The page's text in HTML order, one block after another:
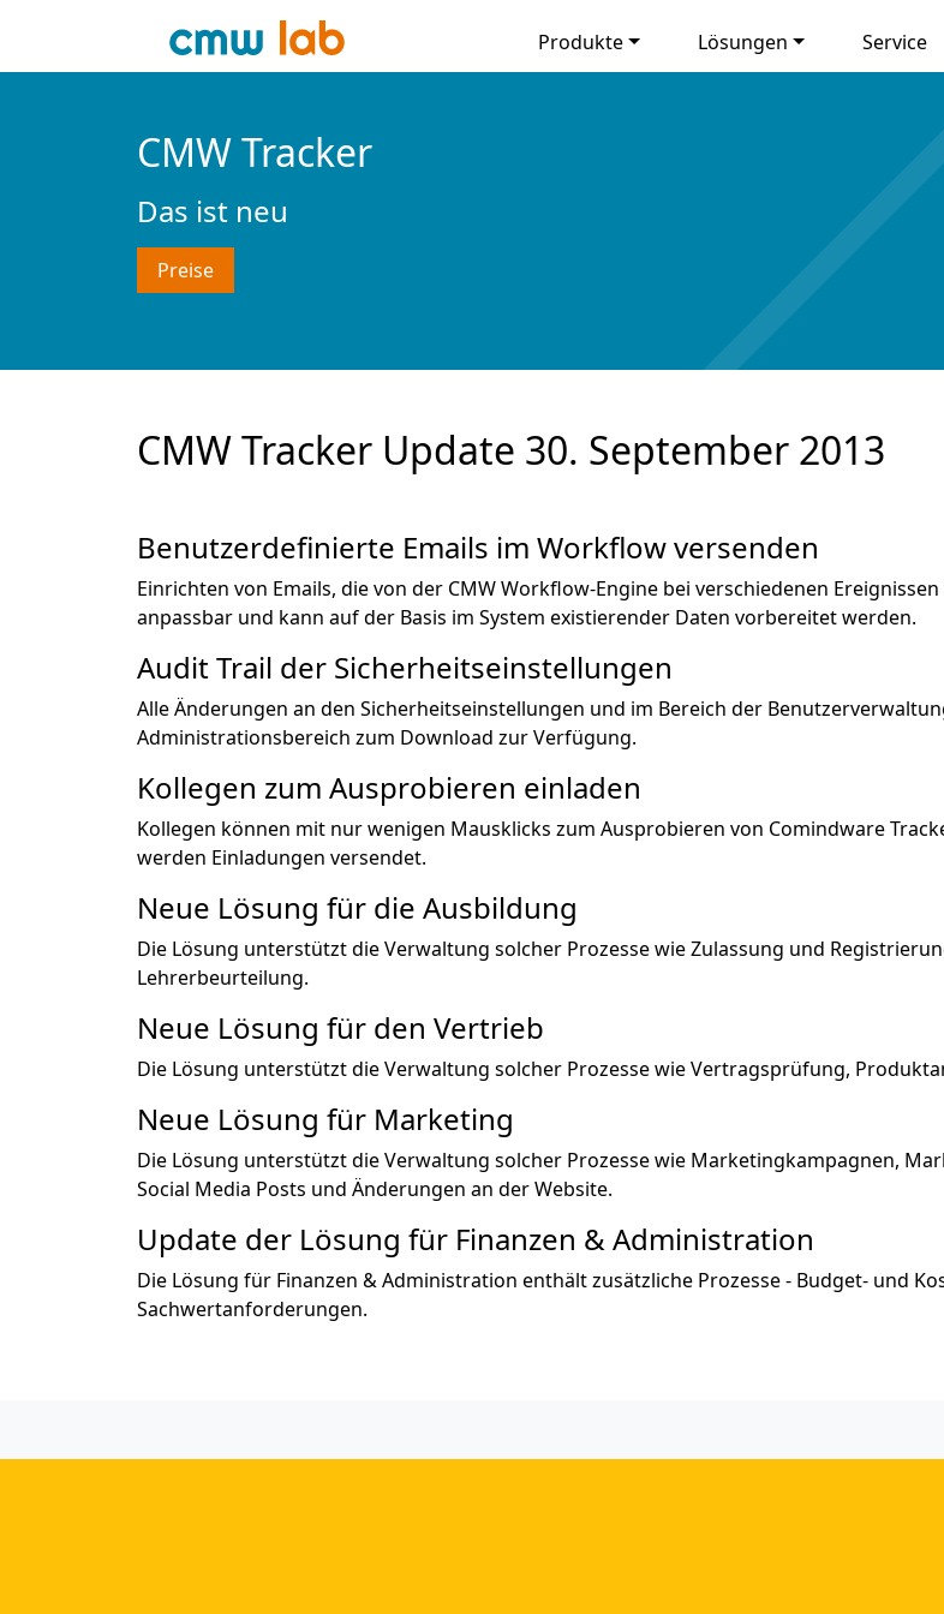
Produkte Lösungen Service
CMW Tracker
Das ist neu
Preise
CMW Tracker Update 30. September 2013
Benutzerdefinierte Emails im Workflow versenden
Einrichten von Emails, die von der CMW Workflow-Engine bei verschiedenen
anpassbar und kann auf der Basis im System existierender Daten vorbereitet werden.
Audit Trail der Sicherheitseinstellungen
Alle Änderungen an den Sicherheitseinstellungen und im Bereich der
Administrationsbereich zum Download zur Verfügung.
Kollegen zum Ausprobieren einladen
Kollegen können mit nur wenigen Mausklicks zum Ausprobieren von Comindware
werden Einladungen versendet.
Neue Lösung für die Ausbildung
Die Lösung unterstützt die Verwaltung solcher Prozesse wie Zulassung und
Lehrerbeurteilung.
Neue Lösung für den Vertrieb
Die Lösung unterstützt die Verwaltung solcher Prozesse wie Vertragsprüfung,
Neue Lösung für Marketing
Die Lösung unterstützt die Verwaltung solcher Prozesse wie Marketingkampagnen,
Social Media Posts und Änderungen an der Website.
Update der Lösung für Finanzen & Administration
Die Lösung für Finanzen & Administration enthält zusätzliche Prozesse - Budget- und
Sachwertanforderungen.